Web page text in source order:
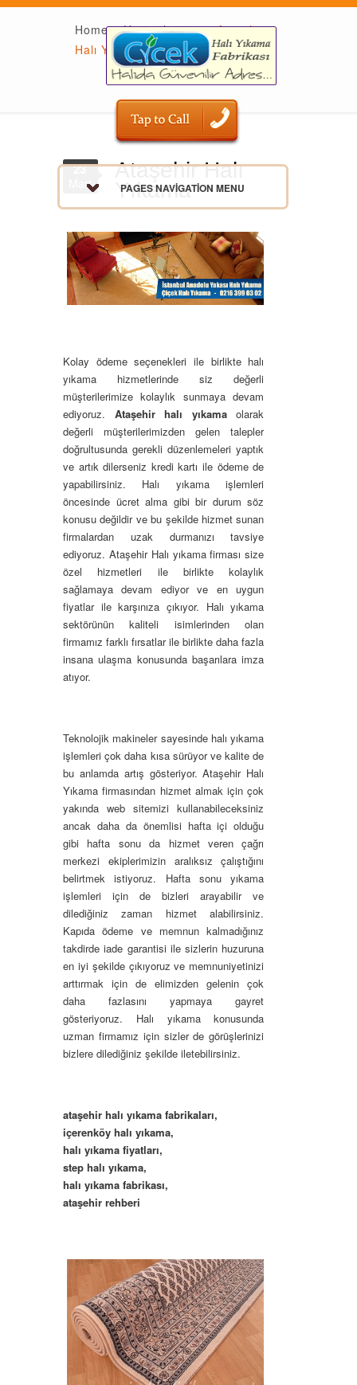
PAGES NAVIGATION MENU
Home»Hizmetlerimiz»Ataşehir
Halı Yıkama
Ataşehir Halı
Yıkama
23
Mart
Kolay ödeme seçenekleri ile birlikte halı
yıkama hizmetlerinde siz değerli
müşterilerimize kolaylık sunmaya devam
ediyoruz. Ataşehir halı yıkamaolarak
değerli müşterilerimizden gelen talepler
doğrultusunda gerekli düzenlemeleri yaptık
ve artık dilerseniz kredi kartı ile ödeme de
yapabilirsiniz. Halı yıkama işlemleri
öncesinde ücret alma gibi bir durum söz
konusu değildir ve bu şekilde hizmet sunan
firmalardan uzak durmanızı tavsiye
ediyoruz. Ataşehir Halı yıkama firması size
özel hizmetleri ile birlikte kolaylık
sağlamaya devam ediyor ve en uygun
fiyatlar ile karşınıza çıkıyor. Halı yıkama
sektörünün kaliteli isimlerinden olan
firmamız farklı fırsatlar ile birlikte daha fazla
insana ulaşma konusunda başarılara imza
atıyor.
Teknolojik makineler sayesinde halı yıkama
işlemleri çok daha kısa sürüyor ve kalite de
bu anlamda artış gösteriyor. Ataşehir Halı
Yıkama firmasından hizmet almak için çok
yakında web sitemizi kullanabileceksiniz
ancak daha da önemlisi hafta içi olduğu
gibi hafta sonu da hizmet veren çağrı
merkezi ekiplerimizin aralıksız çalıştığını
belirtmek istiyoruz. Hafta sonu yıkama
işlemleri için de bizleri arayabilir ve
dilediğiniz zaman hizmet alabilirsiniz.
Kapıda ödeme ve memnun kalmadığınız
takdirde iade garantisi ile sizlerin huzuruna
en iyi şekilde çıkıyoruz ve memnuniyetinizi
arttırmak için de elimizden gelenin çok
daha fazlasını yapmaya gayret
gösteriyoruz. Halı yıkama konusunda
uzman firmamız için sizler de görüşlerinizi
bizlere dilediğiniz şekilde iletebilirsiniz.
ataşehir halı yıkama fabrikaları,
içerenköy halı yıkama,
halı yıkama fiyatları,
step halı yıkama,
halı yıkama fabrikası,
ataşehir rehberi